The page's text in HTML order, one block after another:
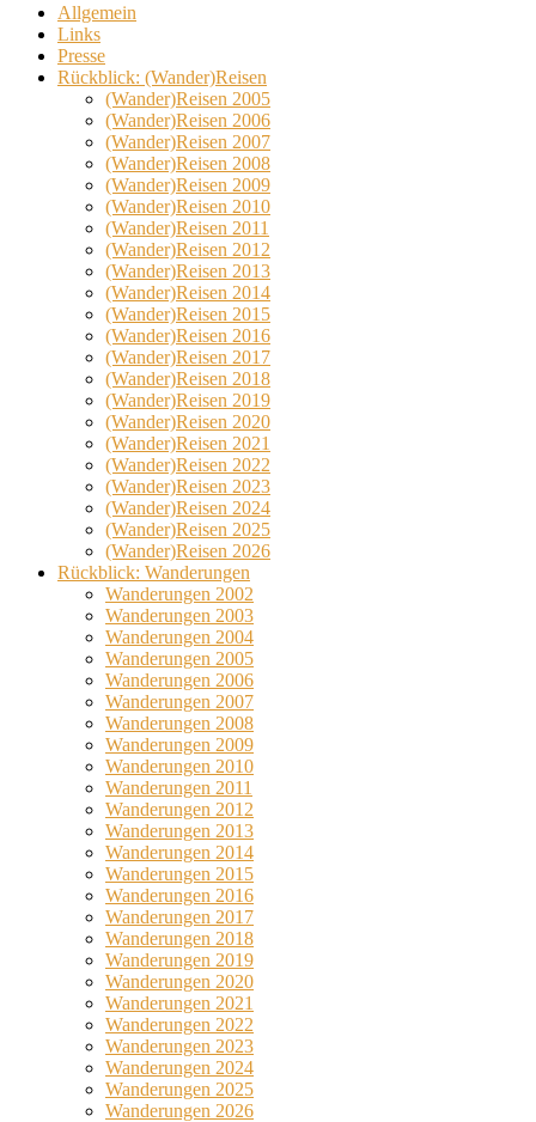
Allgemein
Links
Presse
Rückblick: (Wander)Reisen
(Wander)Reisen 2005
(Wander)Reisen 2006
(Wander)Reisen 2007
(Wander)Reisen 2008
(Wander)Reisen 2009
(Wander)Reisen 2010
(Wander)Reisen 2011
(Wander)Reisen 2012
(Wander)Reisen 2013
(Wander)Reisen 2014
(Wander)Reisen 2015
(Wander)Reisen 2016
(Wander)Reisen 2017
(Wander)Reisen 2018
(Wander)Reisen 2019
(Wander)Reisen 2020
(Wander)Reisen 2021
(Wander)Reisen 2022
(Wander)Reisen 2023
(Wander)Reisen 2024
(Wander)Reisen 2025
(Wander)Reisen 2026
Rückblick: Wanderungen
Wanderungen 2002
Wanderungen 2003
Wanderungen 2004
Wanderungen 2005
Wanderungen 2006
Wanderungen 2007
Wanderungen 2008
Wanderungen 2009
Wanderungen 2010
Wanderungen 2011
Wanderungen 2012
Wanderungen 2013
Wanderungen 2014
Wanderungen 2015
Wanderungen 2016
Wanderungen 2017
Wanderungen 2018
Wanderungen 2019
Wanderungen 2020
Wanderungen 2021
Wanderungen 2022
Wanderungen 2023
Wanderungen 2024
Wanderungen 2025
Wanderungen 2026